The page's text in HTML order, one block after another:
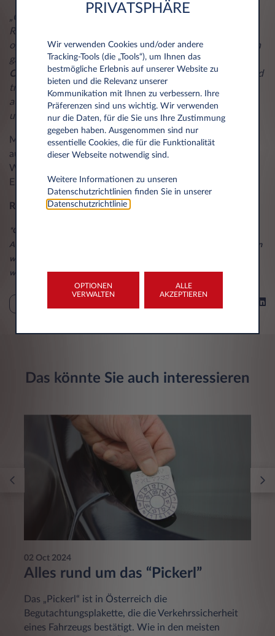
„Clickar ist ein strategischer Hebel zum Ausbau unseres
Remarketing-Geschäfts und unterstützt sowohl die
operative Effizienz als auch das kommerzielle Wachstum in
ganz Europa“, sagtMatteo Merlo, Remarketing Chief
Officer
bei Leasys. „Mit einer intuitiveren, effizienteren und
transparenteren Plattform heben wir das Kundenerlebnis
auf ein neues Niveau und ermöglichen einen einfacheren
und schnelleren Zugang zu unserem Fahrzeugangebot.“
Mit Clickar baut Leasys sein digitales Ökosystem weiter
aus, steigert die operative Effizienz und treibt die
Weiterentwicklung seines Remarketing-Geschäfts in
Europa voran.
Rom, 27. April 2026
*Clickar ist in allen Märkten verfügbar, in denen Leasys tätig ist, mit
Ausnahme von Großbritannien, Belgien und den Niederlanden. In Spanien
wird die Plattform unter dem Namen „Leasys Automarket“ betrieben,
wobei die Funktionen und das Leistungsangebot unverändert bleiben.
Das könnte Sie auch interessieren
02 Oct 2024
Alles rund um das “Pickerl”
Das „Pickerl“ ist in Österreich die
Begutachtungsplakette, die die Verkehrssicherheit
eines Fahrzeugs bestätigt. Wie in den meisten
PRIVATSPHÄRE
Wir verwenden Cookies und/oder andere
Tracking‑Tools (die „Tools“), um Ihnen das
bestmögliche Erlebnis auf unserer Website zu
bieten und die Relevanz unserer
Kommunikation mit Ihnen zu verbessern. Ihre
Präferenzen sind uns wichtig. Wir verwenden
nur die Daten, für die Sie uns Ihre Zustimmung
gegeben haben. Ausgenommen sind nur
essentielle Cookies, die für die Funktionalität
dieser Webseite notwendig sind.
Weitere Informationen zu unseren
Datenschutzrichtlinien finden Sie in unserer
Datenschutzrichtlinie.
OPTIONEN
VERWALTEN
ALLE
AKZEPTIEREN